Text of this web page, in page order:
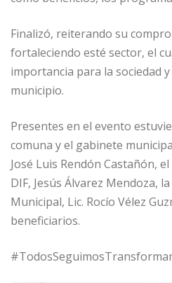
Finalizó, reiterando su
fortaleciendo esté sector, el
importancia para la sociedad
municipio.
Presentes en el evento
comuna y el gabinete
José Luis Rendón Castañón,
DIF, Jesús Álvarez Mendoza,
Municipal, Lic. Rocío Vélez
beneficiarios.